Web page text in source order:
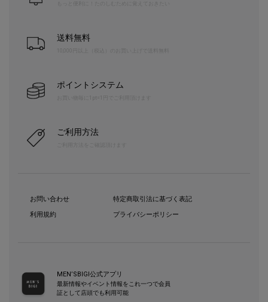
送料無料
10,000円以上（税込）のお買い上げで送料無料
ポイントシステム
お買い物毎に1pt=1円でご利用頂けます
ご利用方法
お問い合わせ
利用規約
特定商取引法に基づく表記
プライバシーポリシー
MEN’SBIGI公式アプリ
最新情報やイベント情報をこれ一つで会員
証として店頭でも利用可能